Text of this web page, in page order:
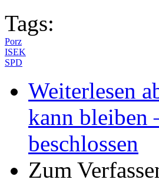
Tags:
Porz
ISEK
SPD
Weiterlesen
kann bleiben
beschlossen
Zum